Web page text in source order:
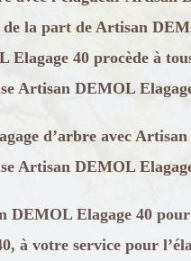
de la part de Artisan
40 procède à
Artisan DEMOL
d’arbre avec
Artisan DEMOL
DEMOL Elagage 40
à votre service pour